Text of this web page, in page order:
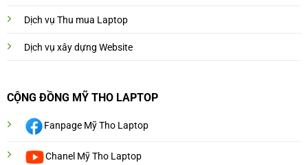
Dịch vụ Thu mua Laptop
Dịch vụ xây dựng Website
CỘNG ĐỒNG MỸ THO LAPTOP
Fanpage Mỹ Tho Laptop
Chanel Mỹ Tho Laptop